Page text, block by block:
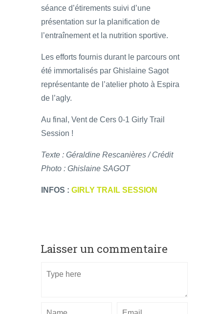
séance d’étirements suivi d’une
présentation sur la planification de
l’entraînement et la nutrition sportive.
Les efforts fournis durant le parcours ont
été immortalisés par Ghislaine Sagot
représentante de l’atelier photo à Espira
de l’agly.
Au final, Vent de Cers 0-1 Girly Trail
Session !
Texte : Géraldine Rescanières / Crédit
Photo : Ghislaine SAGOT
INFOS : GIRLY TRAIL SESSION
Laisser un commentaire